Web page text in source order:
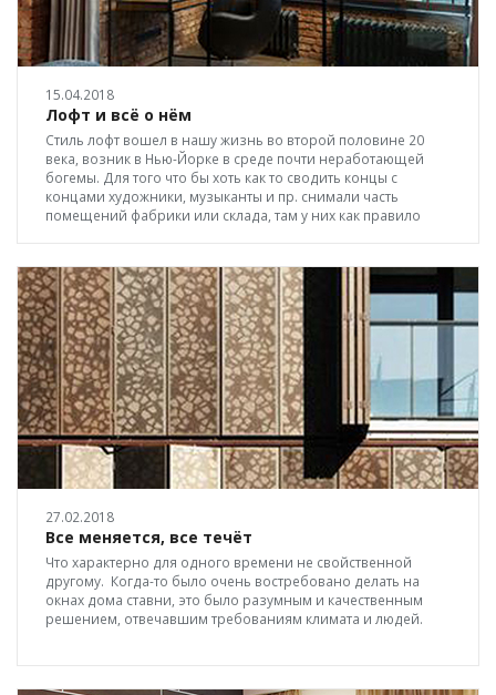
15.04.2018
Лофт и всё о нём
Стиль лофт вошел в нашу жизнь во второй половине 20
века, возник в Нью-Йорке в среде почти неработающей
богемы. Для того что бы хоть как то сводить концы с
концами художники, музыканты и пр. снимали часть
помещений фабрики или склада, там у них как правило
27.02.2018
Все меняется, все течёт
Что характерно для одного времени не свойственной
другому. Когда-то было очень востребовано делать на
окнах дома ставни, это было разумным и качественным
решением, отвечавшим требованиям климата и людей.